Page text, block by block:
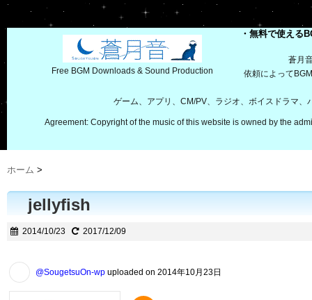
Free BGM Downloads & Sound Production
・無料で使える
蒼月
依頼によって
ゲーム、アプリ、CM/PV、ラジオ、ボイスドラマ
Agreement: Copyright of the music of this website is owned by the
ホーム >
jellyfish
2014/10/23 2017/12/09
@SougetsuOn-wp uploaded on 2014年10月23日